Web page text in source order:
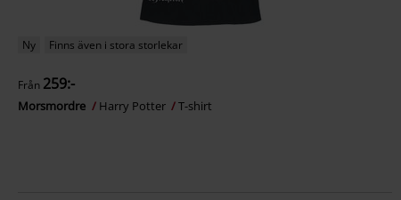
Ny Finns även i stora storlekar
Från 259:-
Morsmordre Harry Potter T-shirt